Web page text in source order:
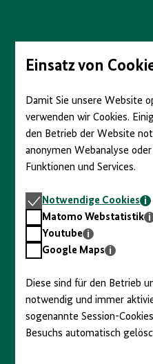
Seiteninhalt
springenEinsatz von
Damit Sie unsere Website
verwenden wir Cookies.
den Betrieb der Website
anonymen Webanalyse
Funktionen und Services.
Notwendige
Cookies
Notwendige Cookies
Matomo
Webstatistik
Matomo Webstatistik
Youtube
Youtube
GoogleGoogle Maps
Diese sind für den Betrieb
notwendig und immer
sogenannte Session-
Besuchs automatisch